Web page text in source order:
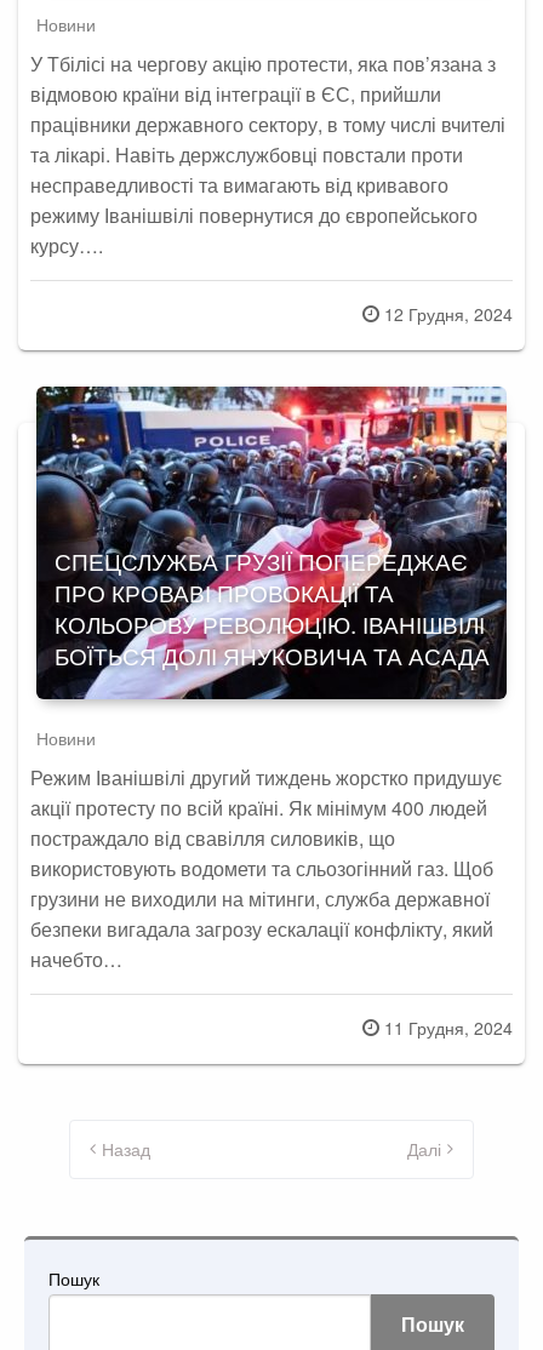
Новини
У Тбілісі на чергову акцію протести, яка пов’язана з
відмовою країни від інтеграції в ЄС, прийшли
працівники державного сектору, в тому числі вчителі
та лікарі. Навіть держслужбовці повстали проти
несправедливості та вимагають від кривавого
режиму Іванішвілі повернутися до європейського
курсу….
Posted
on
12 Грудня, 2024
СПЕЦСЛУЖБА ГРУЗІЇ ПОПЕРЕДЖАЄ
ПРО КРОВАВІ ПРОВОКАЦІЇ ТА
КОЛЬОРОВУ РЕВОЛЮЦІЮ. ІВАНІШВІЛІ
БОЇТЬСЯ ДОЛІ ЯНУКОВИЧА ТА АСАДА
Новини
Режим Іванішвілі другий тиждень жорстко придушує
акції протесту по всій країні. Як мінімум 400 людей
постраждало від свавілля силовиків, що
використовують водомети та сльозогінний газ. Щоб
грузини не виходили на мітинги, служба державної
безпеки вигадала загрозу ескалації конфлікту, який
начебто…
Posted
on
11 Грудня, 2024
записів
Назад Далі
Пошук
Пошук